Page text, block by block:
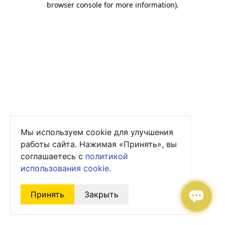
browser console for more information).
Мы используем cookie для улучшения
работы сайта. Нажимая «Принять», вы
соглашаетесь с политикой
использования cookie.
Принять Закрыть